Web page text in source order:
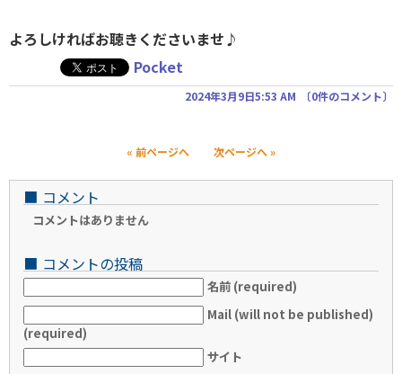
よろしければお聴きくださいませ♪
Pocket
2024年3月9日5:53 AM 〔0件のコメント〕
« 前ページへ 次ページへ »
■ コメント
コメントはありません
■ コメントの投稿
名前 (required)
Mail (will not be published)
(required)
サイト